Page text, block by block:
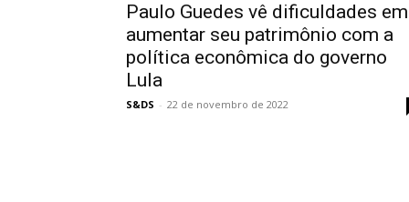
Paulo Guedes vê dificuldades em
aumentar seu patrimônio com a
política econômica do governo
Lula
S&DS - 22 de novembro de 2022